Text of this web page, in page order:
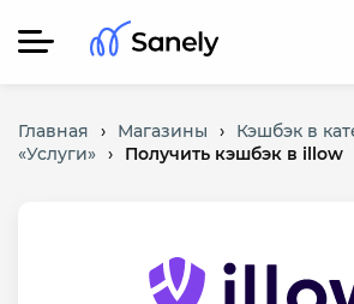
Главная › Магазины ›
Кэшбэк в
«Услуги» › Получить кэшбэк в illow